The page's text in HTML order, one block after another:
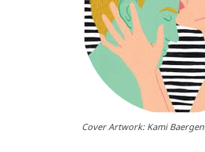
Cover Artwork: Kami Baergen